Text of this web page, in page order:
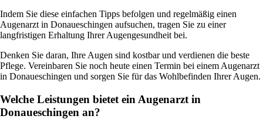
Indem Sie diese einfachen Tipps befolgen und regelmäßig einen
Augenarzt in Donaueschingen aufsuchen, tragen Sie zu einer
langfristigen Erhaltung Ihrer Augengesundheit bei.
Denken Sie daran, Ihre Augen sind kostbar und verdienen die beste
Pflege. Vereinbaren Sie noch heute einen Termin bei einem Augenarzt
in Donaueschingen und sorgen Sie für das Wohlbefinden Ihrer Augen.
Welche Leistungen bietet ein Augenarzt in
Donaueschingen an?